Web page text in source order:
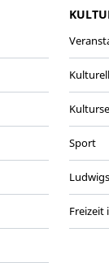
Sport
Freizeit